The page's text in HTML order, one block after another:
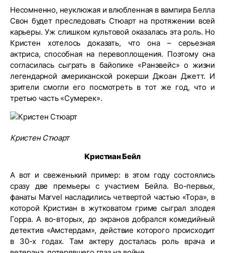
Несомненно, неуклюжая и влюбленная в вампира Белла
Свон будет преследовать Стюарт на протяжении всей
карьеры. Уж слишком культовой оказалась эта роль. Но
Кристен хотелось доказать, что она – серьезная
актриса, способная на перевоплощения. Поэтому она
согласилась сыграть в байопике «Ранэвейс» о жизни
легендарной американской рокерши Джоан Джетт. И
зрители смогли его посмотреть в тот же год, что и
третью часть «Сумерек».
Кристен Стюарт
Кристиан Бейл
А вот и свеженький пример: в этом году состоялись
сразу две премьеры с участием Бейла. Во-первых,
фанаты Marvel насладились четвертой частью «Тора», в
которой Кристиан в жутковатом гриме сыграл злодея
Горра. А во-вторых, до экранов добрался комедийный
детектив «Амстердам», действие которого происходит
в 30-х годах. Там актеру досталась роль врача и